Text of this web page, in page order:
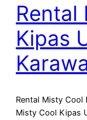
Rental
Kipas
Rental Misty Cool
Misty Cool Kipas